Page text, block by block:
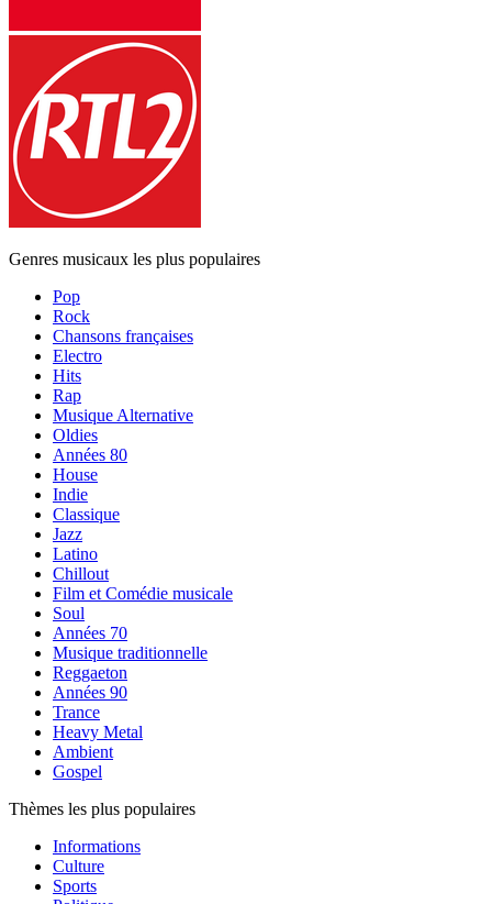
Genres musicaux les plus populaires
Pop
Rock
Chansons françaises
Electro
Hits
Rap
Musique Alternative
Oldies
Années 80
House
Indie
Classique
Jazz
Latino
Chillout
Film et Comédie musicale
Soul
Années 70
Musique traditionnelle
Reggaeton
Années 90
Trance
Heavy Metal
Ambient
Gospel
Thèmes les plus populaires
Informations
Culture
Sports